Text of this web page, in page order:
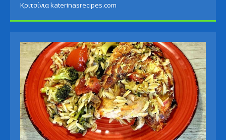
Κριτσίνια katerinasrecipes.com